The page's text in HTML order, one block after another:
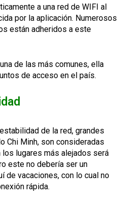
a una red de WIFI al
por la aplicación. Numerosos
están adheridos a este
de las más comunes, ella
de acceso en el país.
de la red, grandes
Chi Minh, son consideradas
lugares más alejados será
este no debería ser un
de vacaciones, con lo cual no
rápida.